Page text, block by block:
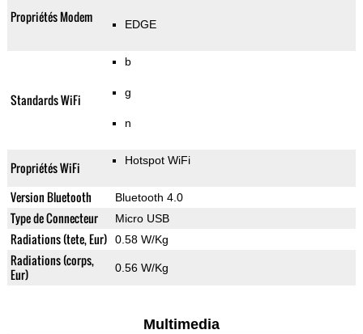
Propriétés Modem EDGE
Standards WiFi
b
g
n
Propriétés WiFi Hotspot WiFi
Version Bluetooth Bluetooth 4.0
Type de Connecteur Micro USB
Radiations (tete, Eur) 0.58 W/Kg
Radiations (corps,
Eur)
0.56 W/Kg
Multimedia